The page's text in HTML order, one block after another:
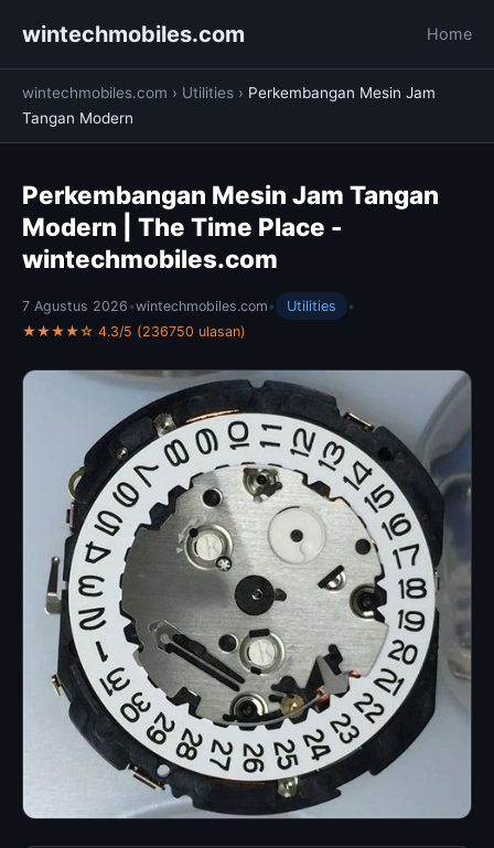
wintechmobiles.com Home
wintechmobiles.com › Utilities › Perkembangan Mesin Jam
Tangan Modern
Perkembangan Mesin Jam Tangan
Modern | The Time Place -
wintechmobiles.com
7 Agustus 2026 •wintechmobiles.com • Utilities
•
★★★★☆ 4.3/5 (236750 ulasan)